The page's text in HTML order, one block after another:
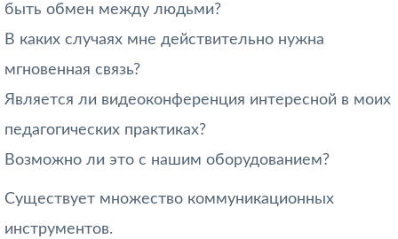
быть обмен между людьми?
В каких случаях мне действительно нужна
мгновенная связь?
Является ли видеоконференция интересной в моих
педагогических практиках?
Возможно ли это с нашим оборудованием?
Существует множество коммуникационных
инструментов.